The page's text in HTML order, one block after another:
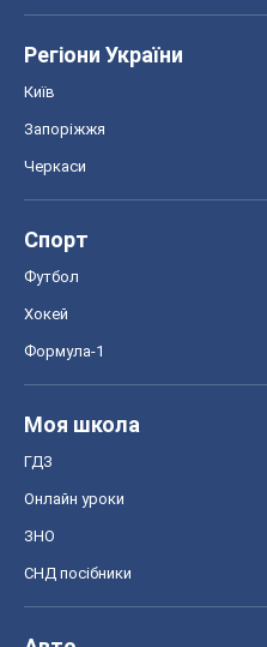
Регіони України
Київ
Запоріжжя
Черкаси
Спорт
Футбол
Хокей
Формула-1
Моя школа
ГДЗ
Онлайн уроки
ЗНО
СНД посібники